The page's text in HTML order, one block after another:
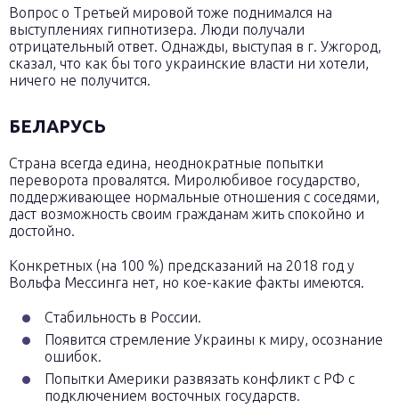
Вопрос о Третьей мировой тоже поднимался на
выступлениях гипнотизера. Люди получали
отрицательный ответ. Однажды, выступая в г. Ужгород,
сказал, что как бы того украинские власти ни хотели,
ничего не получится.
БЕЛАРУСЬ
Страна всегда едина, неоднократные попытки
переворота провалятся. Миролюбивое государство,
поддерживающее нормальные отношения с соседями,
даст возможность своим гражданам жить спокойно и
достойно.
Конкретных (на 100 %) предсказаний на 2018 год у
Вольфа Мессинга нет, но кое-какие факты имеются.
Стабильность в России.
Появится стремление Украины к миру, осознание
ошибок.
Попытки Америки развязать конфликт с РФ с
подключением восточных государств.